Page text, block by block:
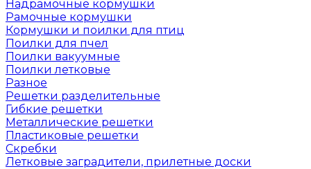
Надрамочные кормушки
Рамочные кормушки
Кормушки и поилки для птиц
Поилки для пчел
Поилки вакуумные
Поилки летковые
Разное
Решетки разделительные
Гибкие решетки
Металлические решетки
Пластиковые решетки
Скребки
Летковые заградители, прилетные доски